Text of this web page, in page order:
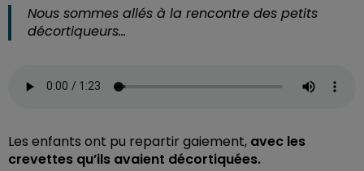
Nous sommes allés à la rencontre des petits
décortiqueurs…
Les enfants ont pu repartir gaiement, avec les
crevettes qu’ils avaient décortiquées.